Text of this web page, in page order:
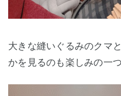
大きな縫いぐるみのクマ
かを見るのも楽しみの一